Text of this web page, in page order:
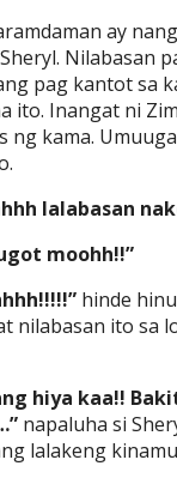
ay
Nilabasan
pag kantot sa
ito. Inangat ni
ng kama.
lalabasan
moohh!!”
hinde
nilabasan ito sa
hiya kaa!!
napaluha si
lalakeng